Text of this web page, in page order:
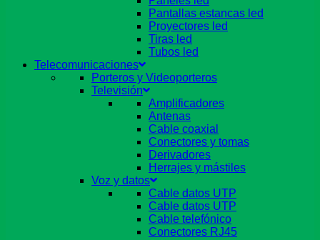
Pantallas estancas led
Proyectores led
Tiras led
Tubos led
Telecomunicaciones
Porteros y Videoporteros
Televisión
Amplificadores
Antenas
Cable coaxial
Conectores y tomas
Derivadores
Herrajes y mástiles
Voz y datos
Cable datos UTP
Cable datos UTP
Cable telefónico
Conectores RJ45